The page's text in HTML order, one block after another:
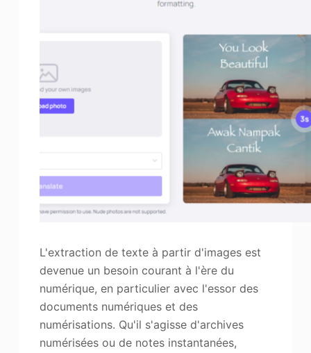
L'extraction de texte à partir d'images est
devenue un besoin courant à l'ère du
numérique, en particulier avec l'essor des
documents numériques et des
numérisations. Qu'il s'agisse d'archives
numérisées ou de notes instantanées,